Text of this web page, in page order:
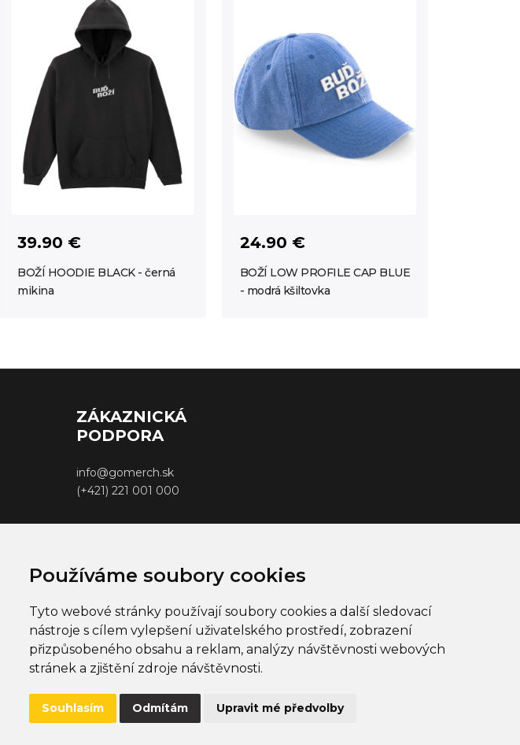
Používáme soubory cookies
Tyto webové stránky používají soubory cookies a další sledovací
nástroje s cílem vylepšení uživatelského prostředí, zobrazení
přizpůsobeného obsahu a reklam, analýzy návštěvnosti webových
stránek a zjištění zdroje návštěvnosti.
Souhlasím Odmítám Upravit mé předvolby
39.90 €
BOŽÍ HOODIE BLACK - černá
mikina
24.90 €
BOŽÍ LOW PROFILE CAP BLUE
- modrá kšiltovka
ZÁKAZNICKÁ
PODPORA
info@gomerch.sk
(+421) 221 001 000
EUR